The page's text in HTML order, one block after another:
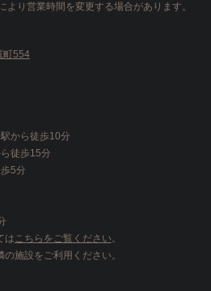
より営業時間を変更する場合があります。
町554
から徒歩10分
徒歩15分
5分
はこちらをご覧ください。
施設をご利用ください。